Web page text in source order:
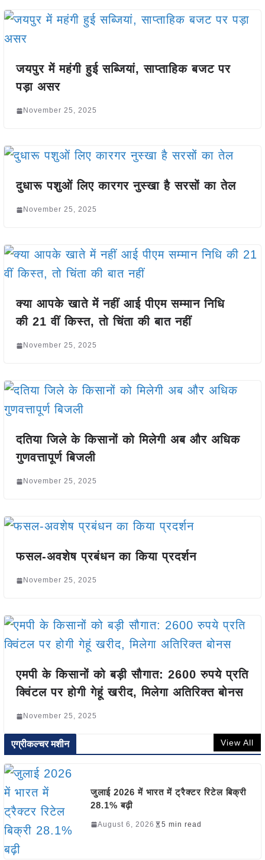
जयपुर में महंगी हुई सब्जियां, साप्ताहिक बजट पर
पड़ा असर
November 25, 2025
दुधारू पशुओं लिए कारगर नुस्खा है सरसों का तेल
November 25, 2025
क्या आपके खाते में नहीं आई पीएम सम्मान निधि
की 21 वीं किस्त, तो चिंता की बात नहीं
November 25, 2025
दतिया जिले के किसानों को मिलेगी अब और अधिक
गुणवत्तापूर्ण बिजली
November 25, 2025
फसल-अवशेष प्रबंधन का किया प्रदर्शन
November 25, 2025
एमपी के किसानों को बड़ी सौगात: 2600 रुपये प्रति
क्विंटल पर होगी गेहूं खरीद, मिलेगा अतिरिक्त बोनस
November 25, 2025
एग्रीकल्चर मशीन View All
जुलाई 2026 में भारत में ट्रैक्टर रिटेल बिक्री
28.1% बढ़ी
August 6, 2026 5 min read